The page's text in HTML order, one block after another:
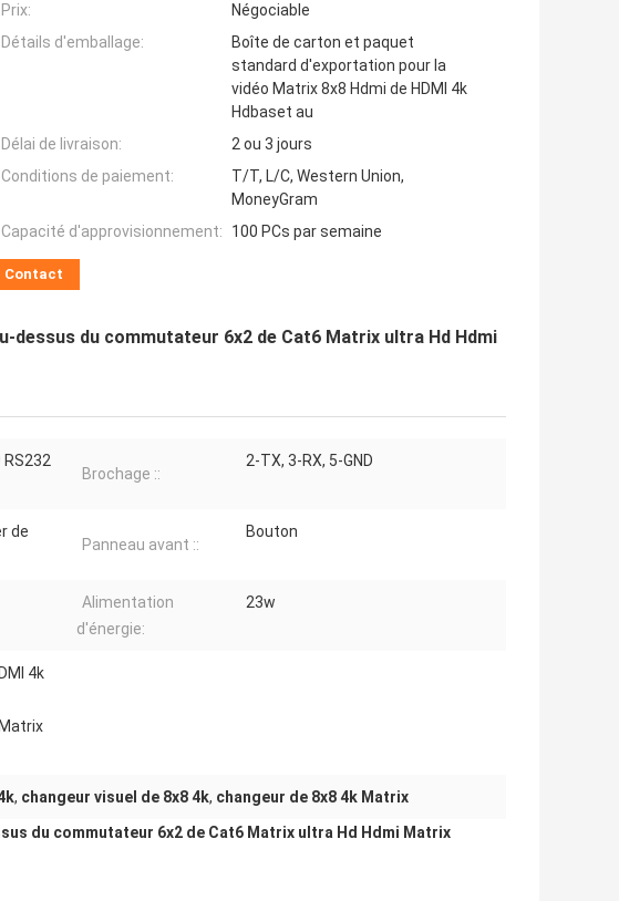
Prix:
Négociable
Détails d'emballage:
Boîte de carton et paquet
standard d'exportation pour la
vidéo Matrix 8x8 Hdmi de HDMI 4k
Hdbaset au
Délai de livraison:
2 ou 3 jours
Conditions de paiement:
T/T, L/C, Western Union,
MoneyGram
Capacité d'approvisionnement:
100 PCs par semaine
Contact
dessus du commutateur 6x2 de Cat6 Matrix ultra Hd Hdmi
Brochage ::
2-TX, 3-RX, 5-GND
de
Panneau avant ::
Bouton
Alimentation
d'énergie:
23w
4k
, changeur visuel de 8x8 4k, changeur de 8x8 4k Matrix
du commutateur 6x2 de Cat6 Matrix ultra Hd Hdmi Matrix